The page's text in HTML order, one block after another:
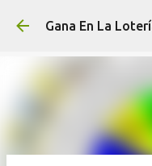
Ir al
Gana En La